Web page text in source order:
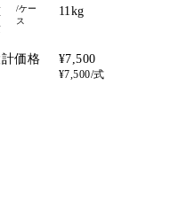
/ケー
ス
価格
11kg
¥7,500
¥7,500/式